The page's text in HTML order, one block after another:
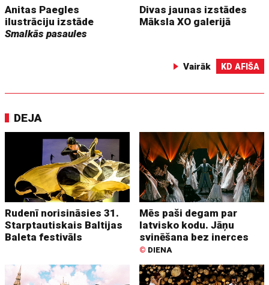
Anitas Paegles
ilustrāciju izstāde
Smalkās pasaules
Divas jaunas izstādes
Māksla XO galerijā
Vairāk KD AFIŠA
DEJA
Rudenī norisināsies 31.
Starptautiskais Baltijas
Baleta festivāls
Mēs paši degam par
latvisko kodu. Jāņu
svinēšana bez inerces
© DIENA